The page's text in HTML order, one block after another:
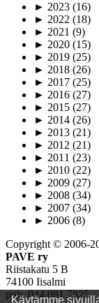
► 2023 (16)
► 2022 (18)
► 2021 (9)
► 2020 (15)
► 2019 (25)
► 2018 (26)
► 2017 (25)
► 2016 (27)
► 2015 (27)
► 2014 (26)
► 2013 (21)
► 2012 (21)
► 2011 (23)
► 2010 (22)
► 2009 (27)
► 2008 (34)
► 2007 (34)
► 2006 (8)
Copyright © 2006-
PAVE ry
Riistakatu 5 B
74100 Iisalmi
puh. 044 081 7825
Käytämme